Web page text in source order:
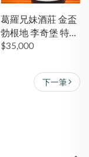
葛羅兄妹酒莊 金盃
勃根地 李奇堡 特級
園 紅酒
$35,000
下一筆